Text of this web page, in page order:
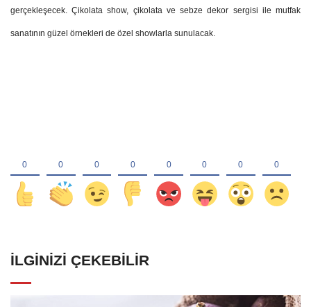
gerçekleşecek. Çikolata show, çikolata ve sebze dekor sergisi ile mutfak
sanatının güzel örnekleri de özel showlarla sunulacak.
İLGINIZI ÇEKEBILIR